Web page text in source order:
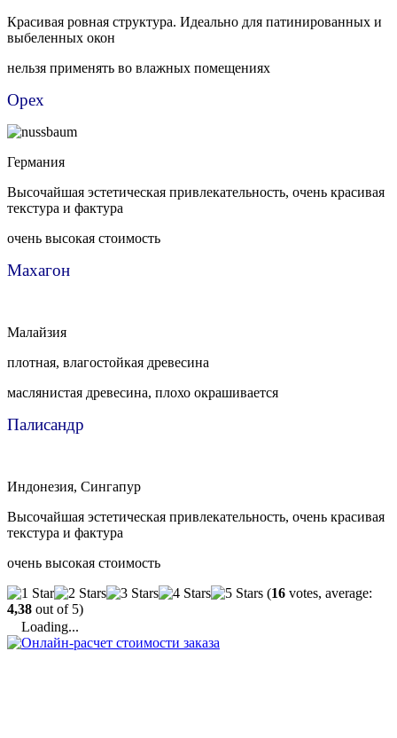
Красивая ровная структура. Идеально для патинированных и
выбеленных окон
нельзя применять во влажных помещениях
Орех
Германия
Высочайшая эстетическая привлекательность, очень красивая
текстура и фактура
очень высокая стоимость
Махагон
Малайзия
плотная, влагостойкая древесина
маслянистая древесина, плохо окрашивается
Палисандр
Индонезия, Сингапур
Высочайшая эстетическая привлекательность, очень красивая
текстура и фактура
очень высокая стоимость
(16 votes, average:
4,38 out of 5)
Loading...